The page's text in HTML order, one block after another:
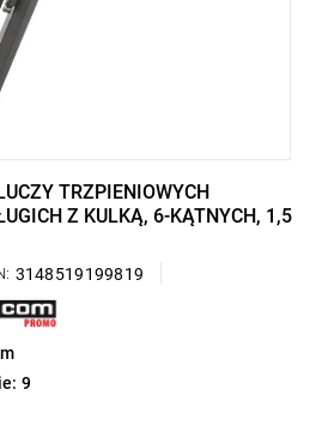
TRZPIENIOWYCH
Z KULKĄ, 6-KĄTNYCH, 1,5
3148519199819
9